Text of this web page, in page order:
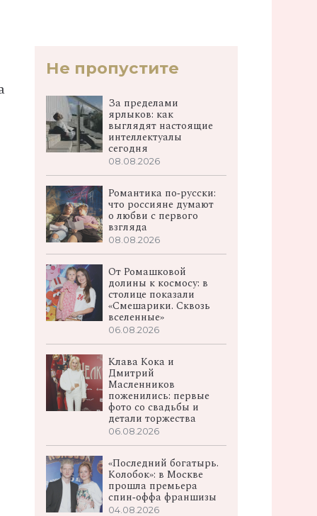
Не пропустите
За пределами
ярлыков: как
выглядят настоящие
интеллектуалы
сегодня
08.08.2026
Романтика по‑русски:
что россияне думают
о любви с первого
взгляда
08.08.2026
От Ромашковой
долины к космосу: в
столице показали
«Смешарики. Сквозь
вселенные»
06.08.2026
Клава Кока и
Дмитрий
Масленников
поженились: первые
фото со свадьбы и
детали торжества
06.08.2026
«Последний богатырь.
Колобок»: в Москве
прошла премьера
спин‑оффа франшизы
04.08.2026